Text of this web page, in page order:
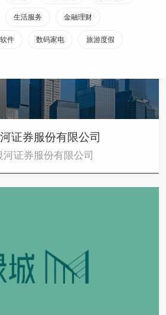
生活服务 金融理财
件 数码家电 旅游度假
证券服份有限公司
河证券服份有限公司